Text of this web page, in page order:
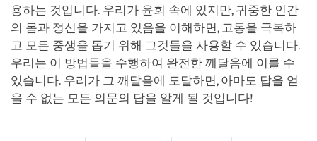
용하는 것입니다. 우리가 윤회 속에 있지만, 귀중한 인간
의 몸과 정신을 가지고 있음을 이해하면, 고통을 극복하
고 모든 중생을 돕기 위해 그것들을 사용할 수 있습니다.
우리는 이 방법들을 수행하여 완전한 깨달음에 이를 수
있습니다. 우리가 그 깨달음에 도달하면, 아마도 답을 얻
을 수 없는 모든 의문의 답을 알게 될 것입니다!